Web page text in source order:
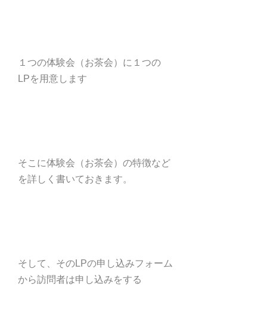
１つの体験会（お茶会）に１つの
LPを用意します
そこに体験会（お茶会）の特徴など
を詳しく書いておきます。
そして、そのLPの申し込みフォーム
から訪問者は申し込みをする